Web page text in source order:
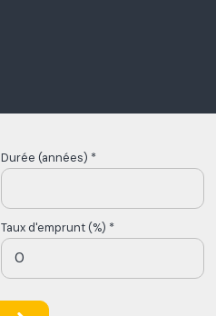
Durée (années) *
Taux d'emprunt (%) *